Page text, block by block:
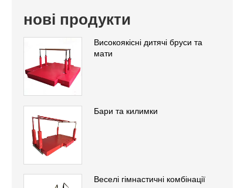
нові продукти
Високоякісні дитячі бруси та
мати
Бари та килимки
Веселі гімнастичні комбінації